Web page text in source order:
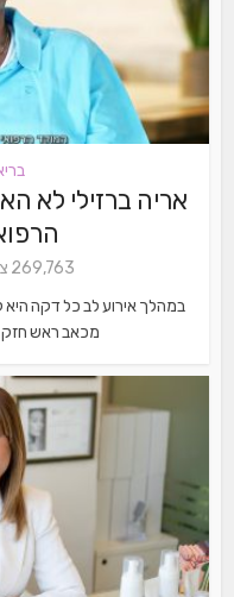
אריה ברזילי לא
269,763 צפיות
במהלך אירוע לב כל דקה
מכאב ראש חזק